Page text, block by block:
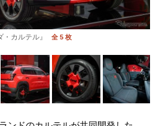
カルテル』 全 5 枚